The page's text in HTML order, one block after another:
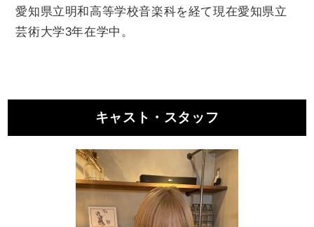
愛知県立明和高等学校音楽科を経て現在愛知県立
芸術大学3年在学中。
キャスト・スタッフ